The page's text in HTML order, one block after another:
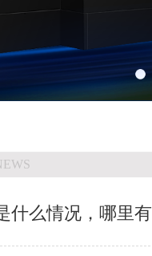
什么情况，哪里